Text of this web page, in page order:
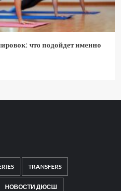
что подойдет именно
TRANSFERS
НОВОСТИ ДЮСШ